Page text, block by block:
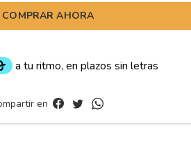
COMPRAR AHORA
en